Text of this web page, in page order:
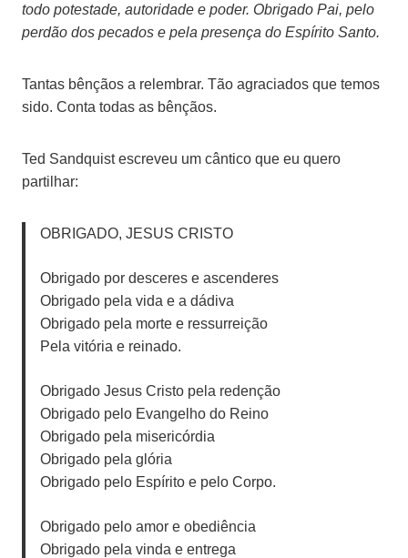
todo potestade, autoridade e poder. Obrigado Pai, pelo
perdão dos pecados e pela presença do Espírito Santo.
Tantas bênçãos a relembrar. Tão agraciados que temos
sido. Conta todas as bênçãos.
Ted Sandquist escreveu um cântico que eu quero
partilhar:
OBRIGADO, JESUS CRISTO
Obrigado por desceres e ascenderes
Obrigado pela vida e a dádiva
Obrigado pela morte e ressurreição
Pela vitória e reinado.
Obrigado Jesus Cristo pela redenção
Obrigado pelo Evangelho do Reino
Obrigado pela misericórdia
Obrigado pela glória
Obrigado pelo Espírito e pelo Corpo.
Obrigado pelo amor e obediência
Obrigado pela vinda e entrega